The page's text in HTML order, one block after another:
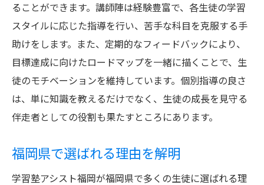
ることができます。講師陣は経験豊富で、各生徒の学習
スタイルに応じた指導を行い、苦手な科目を克服する手
助けをします。また、定期的なフィードバックにより、
目標達成に向けたロードマップを一緒に描くことで、生
徒のモチベーションを維持しています。個別指導の良さ
は、単に知識を教えるだけでなく、生徒の成長を見守る
伴走者としての役割も果たすところにあります。
福岡県で選ばれる理由を解明
学習塾アシスト福岡が福岡県で多くの生徒に選ばれる理